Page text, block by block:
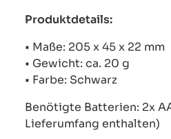
Produktdetails:
• Maße: 205 x 45 x 22 mm
• Gewicht: ca. 20 g
• Farbe: Schwarz
Benötigte Batterien: 2x
Lieferumfang enthalten)